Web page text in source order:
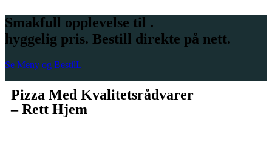
Smakfull opplevelse til .
hyggelig pris. Bestill direkte på nett.
Se Meny og BestilL
Pizza Med Kvalitetsrådvarer
– Rett Hjem